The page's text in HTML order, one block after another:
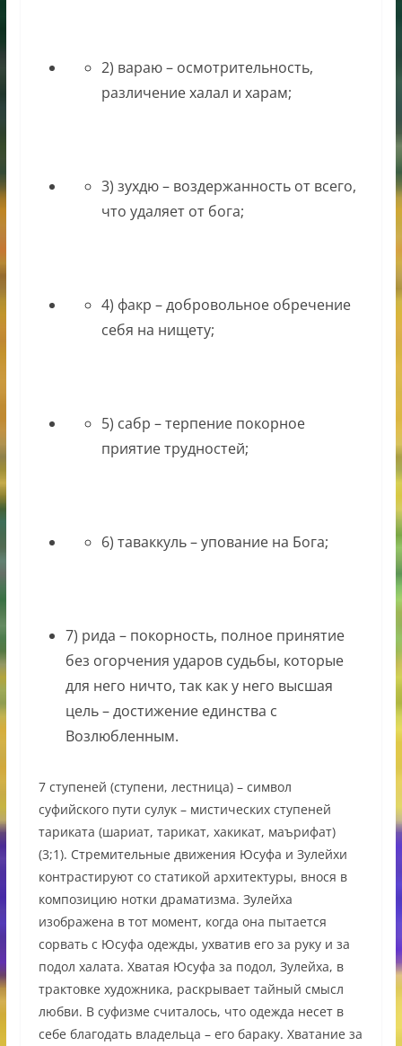
2) вараю – осмотрительность,
различение халал и харам;
3) зухдю – воздержанность от всего,
что удаляет от бога;
4) факр – добровольное обречение
себя на нищету;
5) сабр – терпение покорное
приятие трудностей;
6) таваккуль – упование на Бога;
7) рида – покорность, полное принятие
без огорчения ударов судьбы, которые
для него ничто, так как у него высшая
цель – достижение единства с
Возлюбленным.
7 ступеней (ступени, лестница) – символ
суфийского пути сулук – мистических ступеней
тариката (шариат, тарикат, хакикат, маърифат)
(3;1). Стремительные движения Юсуфа и Зулейхи
контрастируют со статикой архитектуры, внося в
композицию нотки драматизма. Зулейха
изображена в тот момент, когда она пытается
сорвать с Юсуфа одежды, ухватив его за руку и за
подол халата. Хватая Юсуфа за подол, Зулейха, в
трактовке художника, раскрывает тайный смысл
любви. В суфизме считалось, что одежда несет в
себе благодать владельца – его бараку. Хватание за